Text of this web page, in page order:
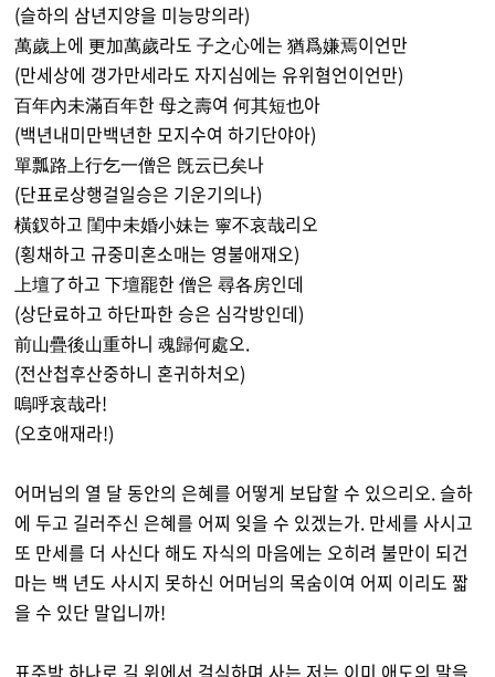
(슬하의 삼년지양을 미능망의라)
萬歲上에 更加萬歲라도 子之心에는 猶爲嫌焉이언만
(만세상에 갱가만세라도 자지심에는 유위혐언이언만)
百年內未滿百年한 母之壽여 何其短也아
(백년내미만백년한 모지수여 하기단야아)
單瓢路上行乞一僧은 旣云已矣나
(단표로상행걸일승은 기운기의나)
橫釵하고 閨中未婚小妹는 寧不哀哉리오
(횡채하고 규중미혼소매는 영불애재오)
上壇了하고 下壇罷한 僧은 尋各房인데
(상단료하고 하단파한 승은 심각방인데)
前山疊後山重하니 魂歸何處오.
(전산첩후산중하니 혼귀하처오)
嗚呼哀哉라!
(오호애재라!)
어머님의 열 달 동안의 은혜를 어떻게 보답할 수 있으리오. 슬하
에 두고 길러주신 은혜를 어찌 잊을 수 있겠는가. 만세를 사시고
또 만세를 더 사신다 해도 자식의 마음에는 오히려 불만이 되건
마는 백 년도 사시지 못하신 어머님의 목숨이여 어찌 이리도 짧
을 수 있단 말입니까!